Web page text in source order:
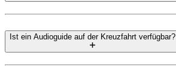
Ist ein Audioguide auf der Kreuzfahrt verfügbar?